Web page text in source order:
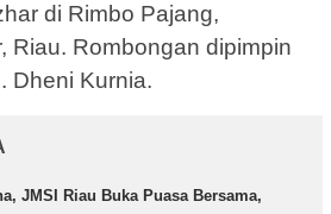
di Rimbo Pajang,
Riau. Rombongan dipimpin
Dheni Kurnia.
JMSI Riau Buka Puasa Bersama,